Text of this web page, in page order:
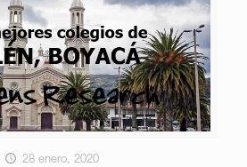
28 enero, 2020